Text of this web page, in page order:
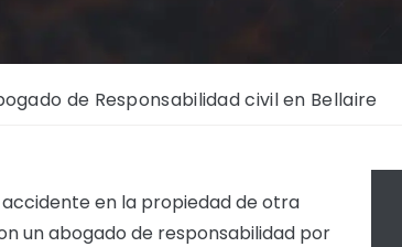
de Responsabilidad civil en Bellaire
accidente en la propiedad de otra
un abogado de responsabilidad por